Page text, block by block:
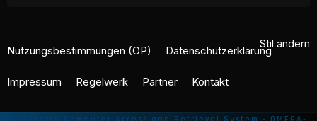
Stil ändern
Nutzungsbestimmungen (OP) Datenschutzerklärung
Impressum Regelwerk Partner Kontakt